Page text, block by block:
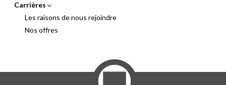
Carrières
Les raisons de nous rejoindre
Nos offres